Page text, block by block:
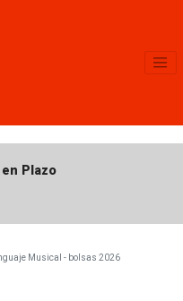
Plazo
Musical - bolsas 2026